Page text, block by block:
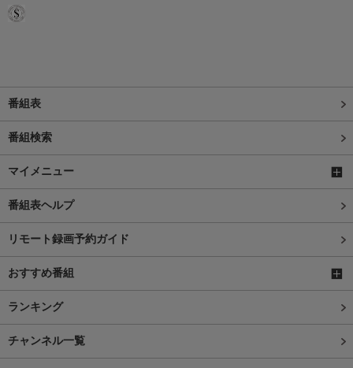
番組表
番組検索
マイメニュー
番組表ヘルプ
リモート録画予約ガイド
おすすめ番組
ランキング
チャンネル一覧